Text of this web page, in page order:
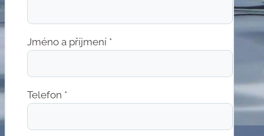
Jméno a příjmení *
Telefon *